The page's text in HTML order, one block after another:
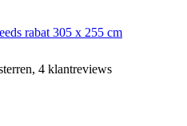
rabat 305 x 255 cm
4 klantreviews